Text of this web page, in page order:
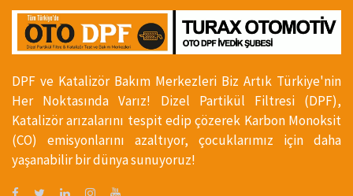
DPF ve Katalizör Bakım Merkezleri Biz Artık Türkiye'nin
Her Noktasında Varız! Dizel Partikül Filtresi (DPF),
Katalizör arızalarını tespit edip çözerek Karbon Monoksit
(CO) emisyonlarını azaltıyor, çocuklarımız için daha
yaşanabilir bir dünya sunuyoruz!